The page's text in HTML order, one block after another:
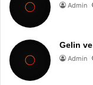
Admin
Gelin
Admin